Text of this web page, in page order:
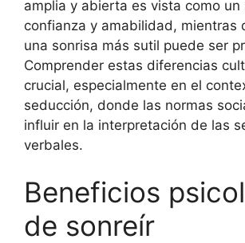
amplia y abierta es vista como un
confianza y amabilidad, mientras
una sonrisa más sutil puede ser
Comprender estas diferencias
crucial, especialmente en el
seducción, donde las normas
influir en la interpretación de las
verbales.
Beneficios
de sonreír